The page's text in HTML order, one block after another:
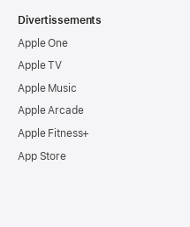
Divertissements
Apple One
Apple TV
Apple Music
Apple Arcade
Apple Fitness+
App Store